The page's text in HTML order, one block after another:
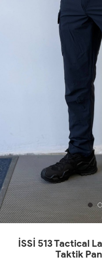
İSSİ 513 Tactical
Taktik